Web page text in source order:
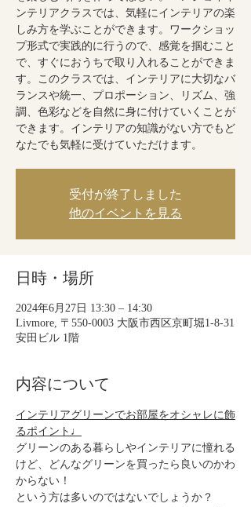
ンテリアクラスでは、気軽にインテリアの楽
しみ方を学ぶことができます。ワークショッ
プ形式で実践的に行うので、感覚を掴むこと
で、すぐにおうちで取り入れることができま
す。このクラスでは、インテリアに大切なバ
ランスや統一、プロポーション、リズム、強
調、色彩などを自然に身に付けていくことが
できます。インテリアの知識がない方でもど
なたでも気軽に受けていただけます。
受付が終了しました
他のイベントを見る
日時・場所
2024年6月27日 13:30 – 14:30
Livmore, 〒550-0003 大阪市西区京町堀1-8-31
安田ビル 1階
内容について
インテリアグリーンでお部屋をオシャレに飾
るポイント♩
グリーンのある暮らしやインテリアに憧れる
けど、どんなグリーンを買ったら良いのかわ
からない！
という方は多いのではないでしょうか？